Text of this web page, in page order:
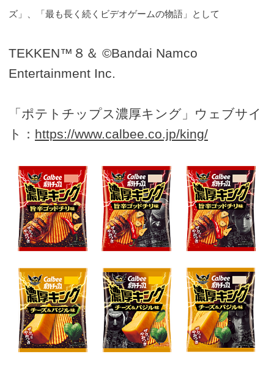
ズ」、「最も長く続くビデオゲームの物語」として
TEKKEN™８＆ ©Bandai Namco
Entertainment Inc.
「ポテトチップス濃厚キング」ウェブサイ
ト： https://www.calbee.co.jp/king/